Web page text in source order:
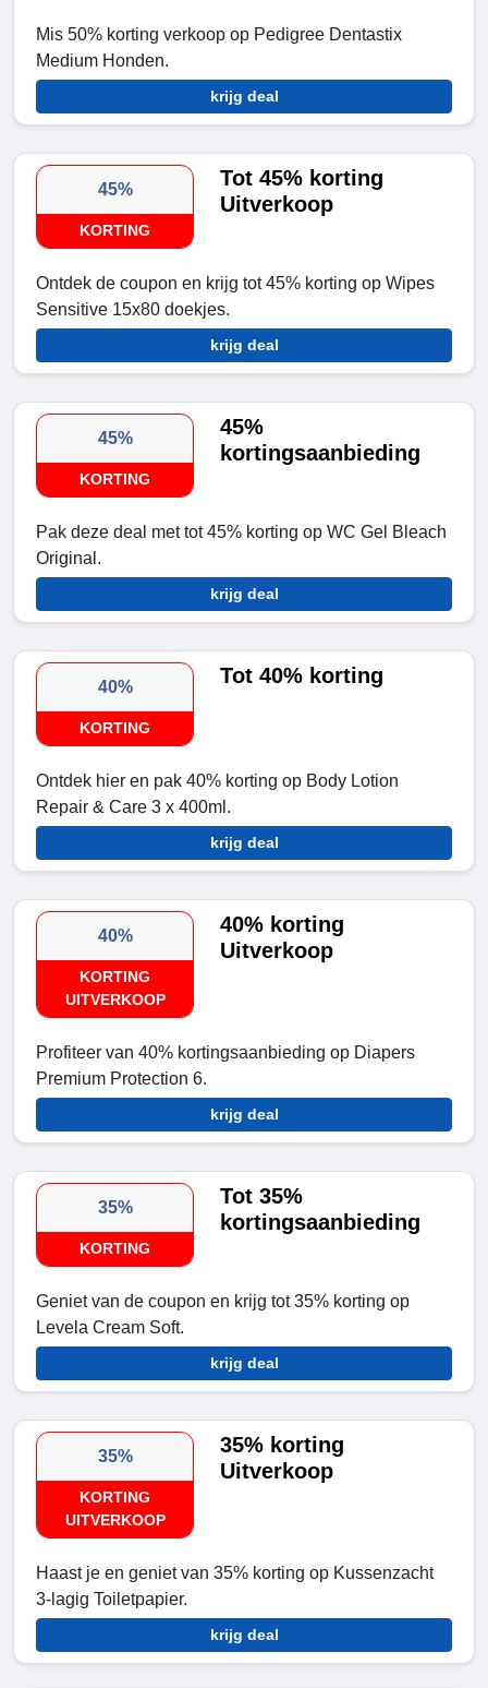
Mis 50% korting verkoop op Pedigree Dentastix
Medium Honden.
krijg deal
45%
KORTING
Tot 45% korting
Uitverkoop
Ontdek de coupon en krijg tot 45% korting op Wipes
Sensitive 15x80 doekjes.
krijg deal
45%
KORTING
45%
kortingsaanbieding
Pak deze deal met tot 45% korting op WC Gel Bleach
Original.
krijg deal
40%
KORTING
Tot 40% korting
Ontdek hier en pak 40% korting op Body Lotion
Repair & Care 3 x 400ml.
krijg deal
40%
KORTING
UITVERKOOP
40% korting
Uitverkoop
Profiteer van 40% kortingsaanbieding op Diapers
Premium Protection 6.
krijg deal
35%
KORTING
Tot 35%
kortingsaanbieding
Geniet van de coupon en krijg tot 35% korting op
Levela Cream Soft.
krijg deal
35%
KORTING
UITVERKOOP
35% korting
Uitverkoop
Haast je en geniet van 35% korting op Kussenzacht
3-lagig Toiletpapier.
krijg deal